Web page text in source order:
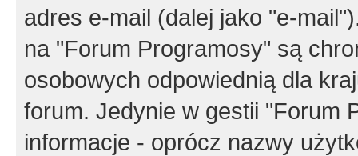
adres e-mail (dalej jako "e-
na "Forum Programosy" są
osobowych odpowiednią dla
forum. Jedynie w gestii "Forum
informacje - oprócz nazwy